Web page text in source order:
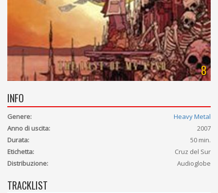
8
INFO
Genere:
Heavy Metal
Anno di uscita:
2007
Durata:
50 min.
Etichetta:
Cruz del Sur
Distribuzione:
Audioglobe
TRACKLIST